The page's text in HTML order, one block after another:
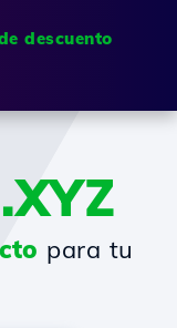
descuento
.XYZ
para tu